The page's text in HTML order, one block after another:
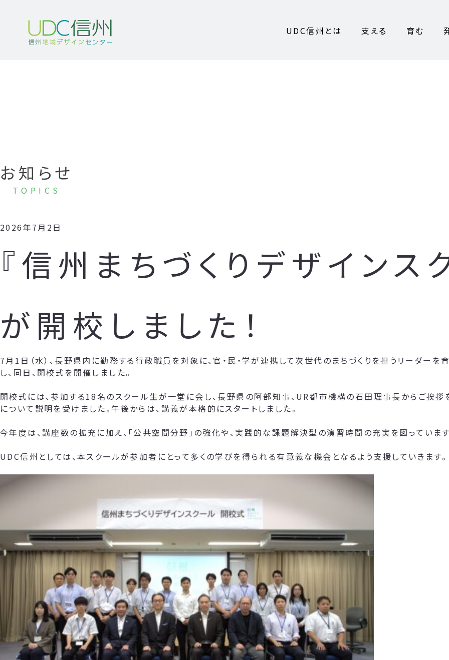
UDC信州とは 支える 育む
お知らせ
TOPICS
2026年7月2日
『信州まちづくりデザイン
が開校しました！
7月1日（水）、長野県内に勤務する行政職員を対象に、官・民・学が連携して次世代のまちづくりを担うリーダー
し、同日、開校式を開催しました。
開校式には、参加する18名のスクール生が一堂に会し、長野県の阿部知事、UR都市機構の石田理事長からご挨拶
について説明を受けました。午後からは、講義が本格的にスタートしました。
今年度は、講座数の拡充に加え、「公共空間分野」の強化や、実践的な課題解決型の演習時間の充実を図っています
UDC信州としては、本スクールが参加者にとって多くの学びを得られる有意義な機会となるよう支援していきます。